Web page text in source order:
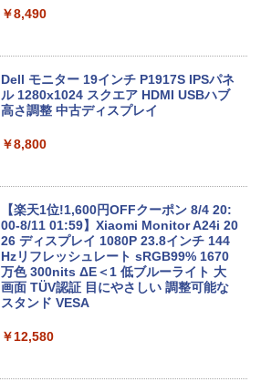
￥13,900
＼8月限定エントリーでP10倍／【中古】
ノートパソコン windows11 office付き
Lenovo レノボ ThinkPad L390 20NSS2
SD256GB 整備済み品 pc win11 os 中古
￥22,770
ノートパソコン Surface Pro 5 高性能第
7世代Core i5-7300U WEBカメラ内蔵 Wi
ndows 11 Pro MS 0ffice 2024選択可 1
P Bluetooth SurfaceConnect USB3.0
￥10,000
【マラソンセール期間中ポイント5倍】中
古デスクトップパソコン 第8世代 Core i5
Windows11 高速SSD128GB メモリ8GB
ion P330 初期設定済 すぐ使える 90日保
￥12,980
【エントリーでポイント100％還元のチ
ャンス】GMKtec ミニpc G3S【Intel N9
5 DDR4 8GB 256GB/512GB SSD】 4コ
ア 4スレッド mini pc Windows11 Pro
ミニパソコン 2画面 超静音 超軽量 高性
￥8,490
Dell モニター 19インチ P1917S IPSパネ
ル 1280x1024 スクエア HDMI USBハブ
高さ調整 中古ディスプレイ
￥8,800
【楽天1位!1,600円OFFクーポン 8/4 20:
00-8/11 01:59】Xiaomi Monitor A24i 20
26 ディスプレイ 1080P 23.8インチ 144
Hzリフレッシュレート sRGB99% 1670
万色 300nits ΔE＜1 低ブルーライト 大
画面 TÜV認証 目にやさしい 調整可能な
スタンド VESA
￥12,580